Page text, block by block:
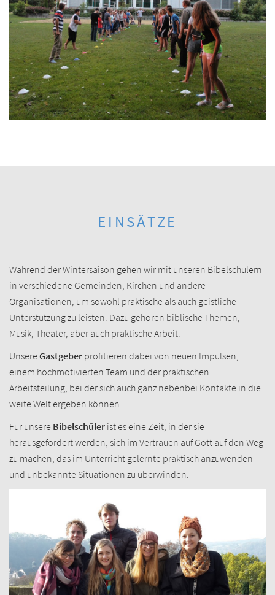
EINSÄTZE
Während der Wintersaison gehen wir mit unseren Bibelschülern
in verschiedene Gemeinden, Kirchen und andere
Organisationen, um sowohl praktische als auch geistliche
Unterstützung zu leisten. Dazu gehören biblische Themen,
Musik, Theater, aber auch praktische Arbeit.
Unsere Gastgeber profitieren dabei von neuen Impulsen,
einem hochmotivierten Team und der praktischen
Arbeitsteilung, bei der sich auch ganz nebenbei Kontakte in die
weite Welt ergeben können.
Für unsere Bibelschüler ist es eine Zeit, in der sie
herausgefordert werden, sich im Vertrauen auf Gott auf den Weg
zu machen, das im Unterricht gelernte praktisch anzuwenden
und unbekannte Situationen zu überwinden.